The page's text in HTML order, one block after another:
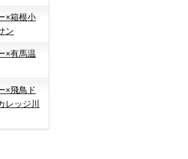
×箱根小
ン
×有馬温
×飛鳥ド
レッジ川